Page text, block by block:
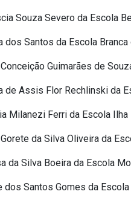
Souza Severo da Escola
Santos da Escola Branca
Guimarães de
de Assis Flor Rechlinski da
Milanezi Ferri da Escola Ilha
da Silva Oliveira da
da Silva Boeira da Escola
Santos Gomes da Escola